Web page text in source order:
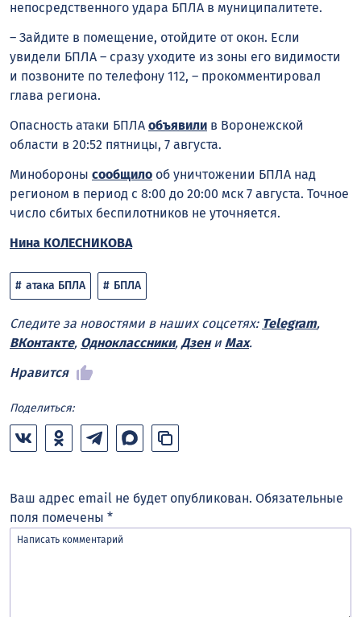
непосредственного удара БПЛА в муниципалитете.
– Зайдите в помещение, отойдите от окон. Если
увидели БПЛА – сразу уходите из зоны его видимости
и позвоните по телефону 112, – прокомментировал
глава региона.
Опасность атаки БПЛА объявили в Воронежской
области в 20:52 пятницы, 7 августа.
Минобороны сообщило об уничтожении БПЛА над
регионом в период с 8:00 до 20:00 мск 7 августа. Точное
число сбитых беспилотников не уточняется.
Нина КОЛЕСНИКОВА
атака БПЛА БПЛА
Следите за новостями в наших соцсетях: Telegram,
ВКонтакте, Одноклассники, Дзени Max.
Нравится
Поделиться:
Ваш адрес email не будет опубликован. Обязательные
поля помечены *